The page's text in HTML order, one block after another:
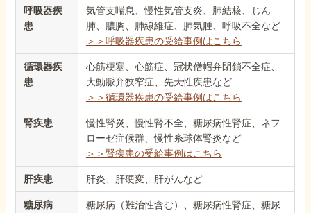
呼吸器疾
患
気管支喘息、慢性気管支炎、肺結核、じん
肺、膿胸、肺線維症、肺気腫、呼吸不全など
＞＞呼吸器疾患の受給事例はこちら
循環器疾
患
心筋梗塞、心筋症、冠状僧帽弁閉鎖不全症、
大動脈弁狭窄症、先天性疾患など
＞＞循環器疾患の受給事例はこちら
腎疾患
慢性腎炎、慢性腎不全、糖尿病性腎症、ネフ
ローゼ症候群、慢性糸球体腎炎など
＞＞腎疾患の受給事例はこちら
肝疾患 肝炎、肝硬変、肝がんなど
糖尿病
糖尿病（難治性含む）、糖尿病性腎症、糖尿